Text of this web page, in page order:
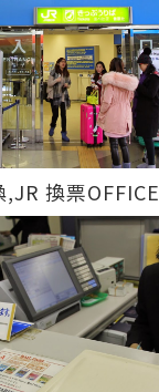
換票OFFICE